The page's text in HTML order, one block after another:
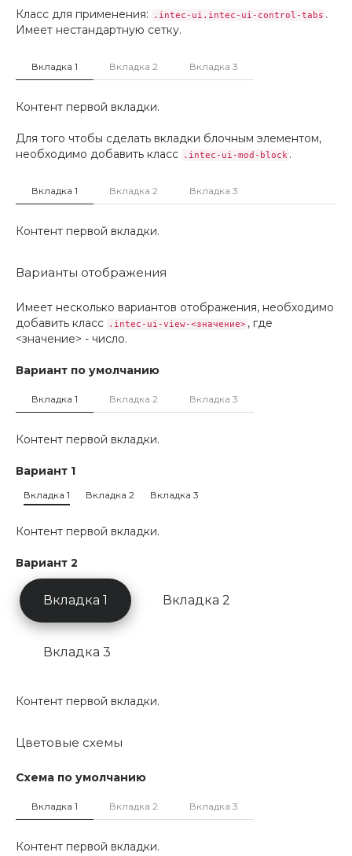
Класс для применения: .intec-ui.intec-ui-control-tabs .
Имеет нестандартную сетку.
Вкладка 1 Вкладка 2 Вкладка 3
Контент первой вкладки.
Для того чтобы сделать вкладки блочным элементом,
необходимо добавить класс
.intec-ui-mod-block .
Вкладка 1 Вкладка 2 Вкладка 3
Контент первой вкладки.
Варианты отображения
Имеет несколько вариантов отображения, необходимо
добавить класс
.intec-ui-view-<значение> , где
<значение> - число.
Вариант по умолчанию
Вкладка 1 Вкладка 2 Вкладка 3
Контент первой вкладки.
Вариант 1
Вкладка 1 Вкладка 2 Вкладка 3
Контент первой вкладки.
Вариант 2
Вкладка 1 Вкладка 2
Вкладка 3
Контент первой вкладки.
Цветовые схемы
Схема по умолчанию
Вкладка 1 Вкладка 2 Вкладка 3
Контент первой вкладки.